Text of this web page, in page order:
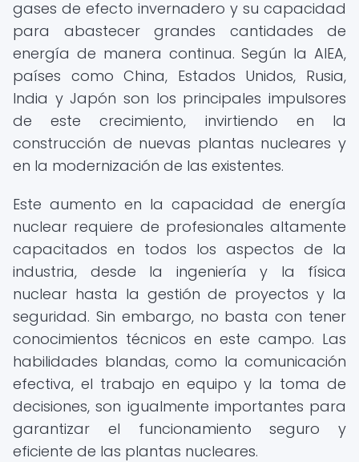
gases de efecto invernadero y su capacidad
para abastecer grandes cantidades de
energía de manera continua. Según la AIEA,
países como China, Estados Unidos, Rusia,
India y Japón son los principales impulsores
de este crecimiento, invirtiendo en la
construcción de nuevas plantas nucleares y
en la modernización de las existentes.
Este aumento en la capacidad de energía
nuclear requiere de profesionales altamente
capacitados en todos los aspectos de la
industria, desde la ingeniería y la física
nuclear hasta la gestión de proyectos y la
seguridad. Sin embargo, no basta con tener
conocimientos técnicos en este campo. Las
habilidades blandas, como la comunicación
efectiva, el trabajo en equipo y la toma de
decisiones, son igualmente importantes para
garantizar el funcionamiento seguro y
eficiente de las plantas nucleares.